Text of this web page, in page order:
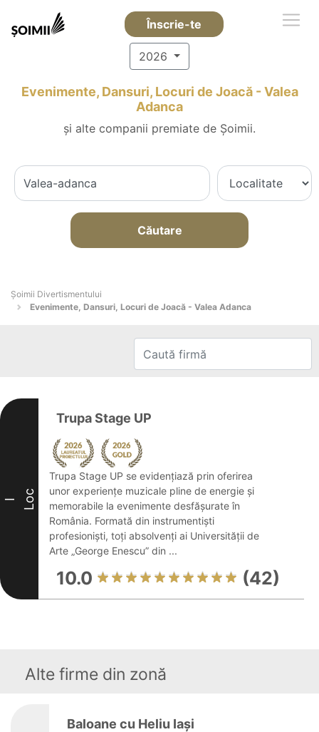
Înscrie-te
2026
Evenimente, Dansuri, Locuri de Joacă - Valea
Adanca
și alte companii premiate de Șoimii.
Căutare
Şoimii Divertismentului
Evenimente, Dansuri, Locuri de Joacă - Valea Adanca
I Loc
Trupa Stage UP
Trupa Stage UP se evidențiază prin oferirea
unor experiențe muzicale pline de energie și
memorabile la evenimente desfășurate în
România. Formată din instrumentiști
profesioniști, toți absolvenți ai Universității de
Arte „George Enescu” din ...
10.0 (42)
Alte firme din zonă
Baloane cu Heliu Iași